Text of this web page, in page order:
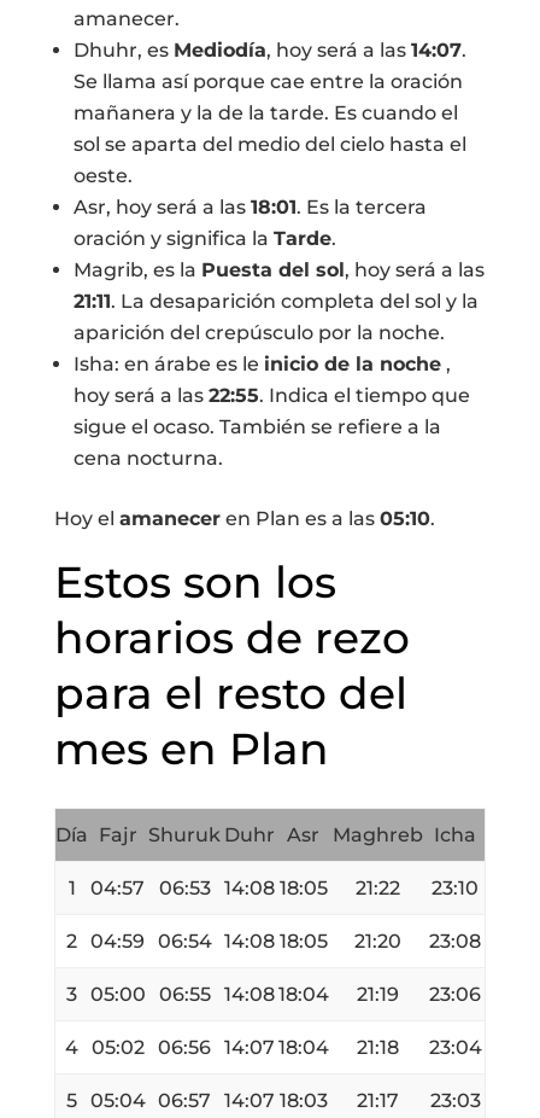
amanecer.
Dhuhr, es Mediodía, hoy será a las 14:07.
Se llama así porque cae entre la oración
mañanera y la de la tarde. Es cuando el
sol se aparta del medio del cielo hasta el
oeste.
Asr, hoy será a las 18:01. Es la tercera
oración y significa la Tarde.
Magrib, es la Puesta del sol, hoy será a las
21:11. La desaparición completa del sol y la
aparición del crepúsculo por la noche.
Isha: en árabe es le inicio de la noche,
hoy será a las 22:55. Indica el tiempo que
sigue el ocaso. También se refiere a la
cena nocturna.
Hoy el amaneceren Plan es a las 05:10.
Estos son los
horarios de rezo
para el resto del
mes en Plan
Día Fajr Shuruk Duhr Asr Maghreb Icha
1 04:57 06:53 14:08 18:05 21:22 23:10
2 04:59 06:54 14:08 18:05 21:20 23:08
3 05:00 06:55 14:0818:04 21:19 23:06
4 05:02 06:56 14:07 18:04 21:18 23:04
5 05:04 06:57 14:07 18:03 21:17 23:03